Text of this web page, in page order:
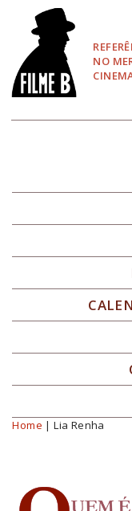
NO
Você está aqui
Home | Lia Renha